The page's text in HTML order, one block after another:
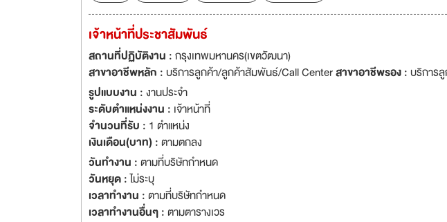
เจ้าหน้าที่ประชาสัมพันธ์
สถานที่ปฏิบัติงาน :กรุงเทพมหานคร(เขตวัฒนา)
สาขาอาชีพหลัก :บริการลูกค้า/ลูกค้าสัมพันธ์/Call Centerสาขาอาชีพรอง :บริการ
รูปแบบงาน :งานประจำ
ระดับตำแหน่งงาน : เจ้าหน้าที่
จำนวนที่รับ : 1 ตำแหน่ง
เงินเดือน(บาท) :ตามตกลง
วันทำงาน :ตามที่บริษัทกำหนด
วันหยุด :ไม่ระบุ
เวลาทำงาน :ตามที่บริษัทกำหนด
เวลาทำงานอื่นๆ :ตามตารางเวร